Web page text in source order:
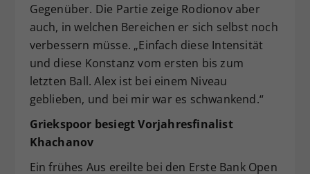
Gegenüber. Die Partie zeige Rodionov aber
auch, in welchen Bereichen er sich selbst noch
verbessern müsse. „Einfach diese Intensität
und diese Konstanz vom ersten bis zum
letzten Ball. Alex ist bei einem Niveau
geblieben, und bei mir war es schwankend.“
Griekspoor besiegt Vorjahresfinalist
Khachanov
Ein frühes Aus ereilte bei den Erste Bank Open